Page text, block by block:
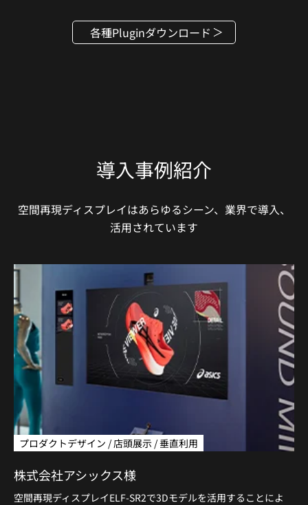
各種Pluginダウンロード
導入事例紹介
空間再現ディスプレイはあらゆるシーン、業界で導入、
活用されています
プロダクトデザイン / 店頭展示 / 垂直利用
株式会社アシックス様
空間再現ディスプレイELF-SR2で3Dモデルを活用することによ